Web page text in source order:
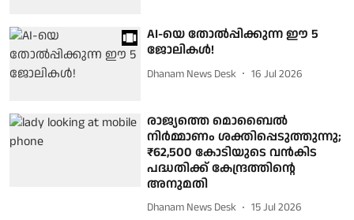
AI-യെ തോല്‍പ്പിക്കുന്ന ഈ 5
ജോലികള്‍!
Dhanam News Desk 16 Jul 2026
രാജ്യത്തെ മൊബൈൽ
നിർമ്മാണം ശക്തിപ്പെടുത്തുന്നു;
₹62,500 കോടിയുടെ വൻകിട
പദ്ധതിക്ക് കേന്ദ്രത്തിന്റെ
അനുമതി
Dhanam News Desk 15 Jul 2026